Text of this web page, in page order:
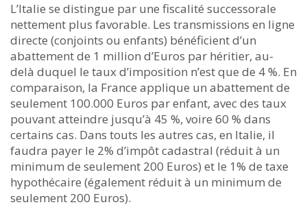
L’Italie se distingue par une fiscalité successorale
nettement plus favorable. Les transmissions en ligne
directe (conjoints ou enfants) bénéficient d’un
abattement de 1 million d’Euros par héritier, au-
delà duquel le taux d’imposition n’est que de 4 %. En
comparaison, la France applique un abattement de
seulement 100.000 Euros par enfant, avec des taux
pouvant atteindre jusqu’à 45 %, voire 60 % dans
certains cas. Dans touts les autres cas, en Italie, il
faudra payer le 2% d’impôt cadastral (réduit à un
minimum de seulement 200 Euros) et le 1% de taxe
hypothécaire (également réduit à un minimum de
seulement 200 Euros).